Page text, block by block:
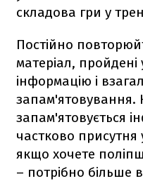
складова гри у
Постійно
матеріал,
інформацію і
запам'ятовується
частково
якщо хочете
– потрібно більше